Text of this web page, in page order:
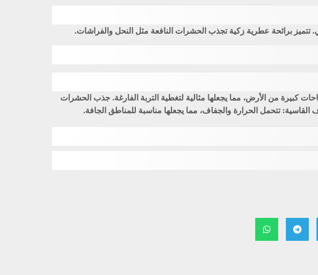
تتميز برائحة عطرية زكية تجذب الحشرات النافعة مثل النحل والفراشات.
كبيرة من الأرض، مما يجعلها مثالية لتغطية التربة الفارغة. جذب الحشرات
تتحمل الحرارة والجفاف، مما يجعلها مناسبة للمناطق الجافة.